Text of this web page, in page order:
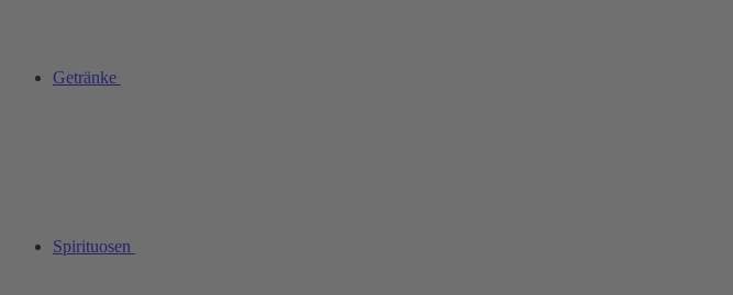
Getränke
Spirituosen